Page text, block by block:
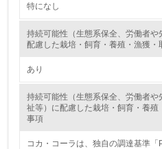
9.
油、ガス）の使用量削減の取り組み
10.
<L2> 資源とエネルギーの使用量の
特になし
持続可能性（生態系保全、労働者
配慮した栽培・飼育・養殖・漁獲・
あり
持続可能性（生態系保全、労働者
祉等）に配慮した栽培・飼育・養
事項
コカ・コーラは、独自の調達基準